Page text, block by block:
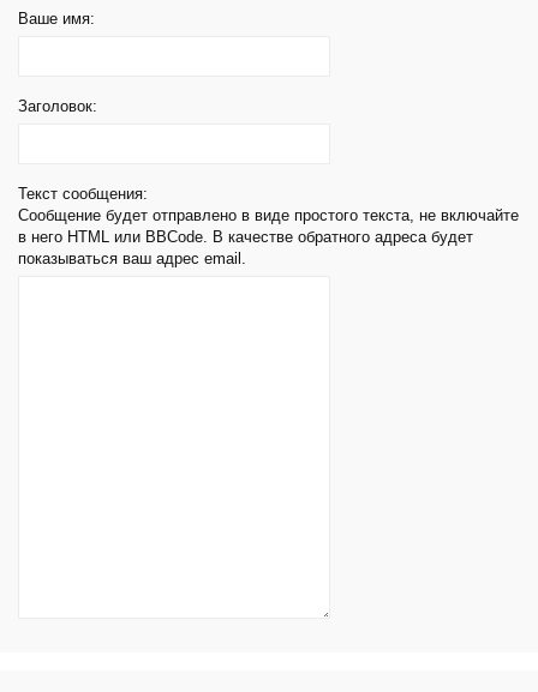
Ваше имя:
Заголовок:
Текст сообщения:
Сообщение будет отправлено в виде простого текста, не включайте
в него HTML или BBCode. В качестве обратного адреса будет
показываться ваш адрес email.